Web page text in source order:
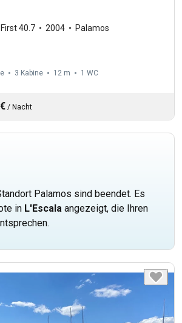
First 40.7 2004 Palamos
3 Kabine 12 m 1 WC
/ Nacht
Palamos sind beendet. Es
in L'Escala angezeigt, die Ihren